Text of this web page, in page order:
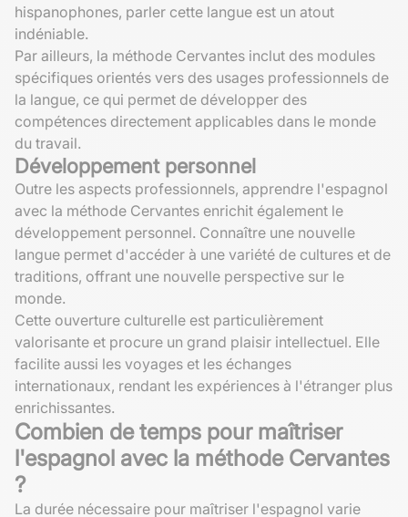
hispanophones, parler cette langue est un atout
indéniable.
Par ailleurs, la méthode Cervantes inclut des modules
spécifiques orientés vers des usages professionnels de
la langue, ce qui permet de développer des
compétences directement applicables dans le monde
du travail.
Développement personnel
Outre les aspects professionnels, apprendre l'espagnol
avec la méthode Cervantes enrichit également le
développement personnel. Connaître une nouvelle
langue permet d'accéder à une variété de cultures et de
traditions, offrant une nouvelle perspective sur le
monde.
Cette ouverture culturelle est particulièrement
valorisante et procure un grand plaisir intellectuel. Elle
facilite aussi les voyages et les échanges
internationaux, rendant les expériences à l'étranger plus
enrichissantes.
Combien de temps pour maîtriser
l'espagnol avec la méthode Cervantes
?
La durée nécessaire pour maîtriser l'espagnol varie